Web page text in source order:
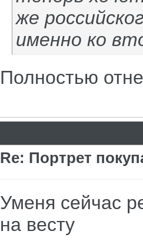
же
именно ко
Полностью
Re: Портрет
Уменя сейчас
на весту